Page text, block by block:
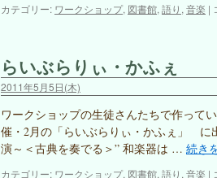
カテゴリー: ワークショップ, 図書館, 語り , 音楽 |
らいぶらりぃ・かふぇ
2011年5月5日(木)
ワークショップの生徒さんたちで作って
催・2月の「らいぶらりぃ・かふぇ」 に
演～＜古典を奏でる＞” 和楽器は … 続き
カテゴリー: ワークショップ, 図書館, 語り , 音楽 |